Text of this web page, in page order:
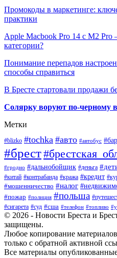
Промокоды в маркетинге:
практики
Apple Macbook Pro 14 с M2
категории?
Понимание перепадов
способы справиться
В Бресте стартовали продажи
Солярку воруют по-черному
Метки
#blizko #tochka #авто #автобус
#брест
#гродно #дальнобойщик #деньга
#китай #контрабанда #кража #кредит
#мошенничество #налог
#пожар #полиция #польша
#сигарета #суд #сша #телефон #топливо
© 2026 - Новости Бреста и
защищены.
Любое копирование
только с обратной активной
Все материалы